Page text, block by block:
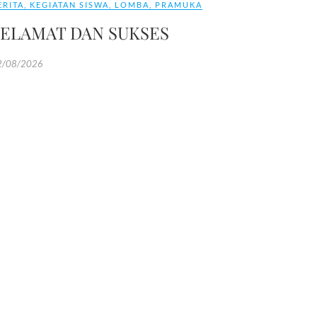
KEGIATAN SISWA LOMBA PRAMUKA
DAN SUKSES
08/2026